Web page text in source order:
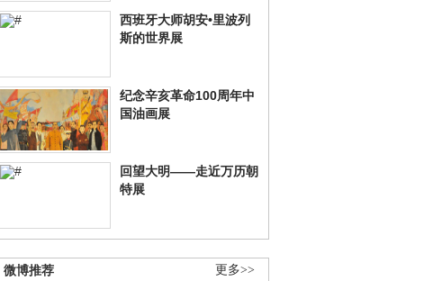
西班牙大师胡安•里波列
斯的世界展
纪念辛亥革命100周年中
国油画展
回望大明——走近万历朝
特展
更多>>
微博推荐